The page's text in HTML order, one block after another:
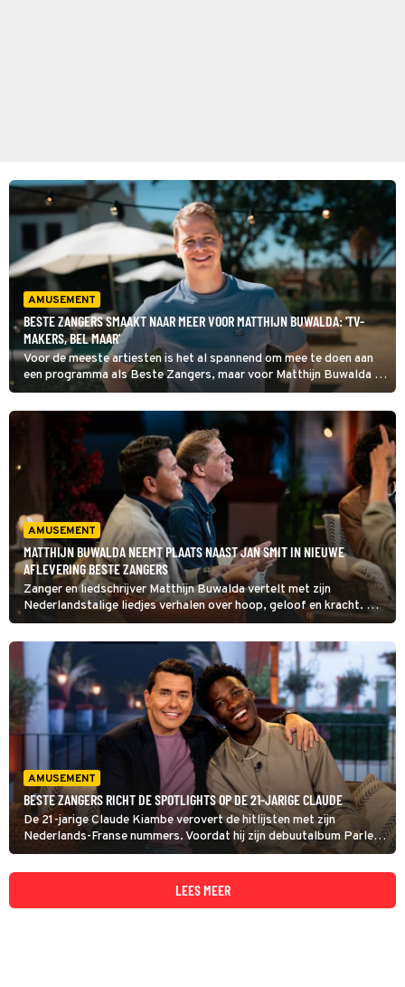
AMUSEMENT
BESTE ZANGERS SMAAKT NAAR MEER VOOR MATTHIJN BUWALDA: 'TV-
MAKERS, BEL MAAR'
Voor de meeste artiesten is het al spannend om mee te doen aan
een programma als Beste Zangers, maar voor Matthijn Buwalda is
de spanning misschien zelfs nog groter. Hij maakt hiermee namelijk
zijn officiële tv-debuut.
AMUSEMENT
MATTHIJN BUWALDA NEEMT PLAATS NAAST JAN SMIT IN NIEUWE
AFLEVERING BESTE ZANGERS
Zanger en liedschrijver Matthijn Buwalda vertelt met zijn
Nederlandstalige liedjes verhalen over hoop, geloof en kracht. Na
vijf uitverkochte theatertours leent hij zijn zelfgeschreven
nummers in deze aflevering van Beste Zangers uit aan zijn
medezangers.
AMUSEMENT
BESTE ZANGERS RICHT DE SPOTLIGHTS OP DE 21-JARIGE CLAUDE
De 21-jarige Claude Kiambe verovert de hitlijsten met zijn
Nederlands-Franse nummers. Voordat hij zijn debuutalbum Parler
Français met het grote publiek deelt, duiken zijn collega-zangers in
Beste Zangers in zijn repertoire.
LEES MEER